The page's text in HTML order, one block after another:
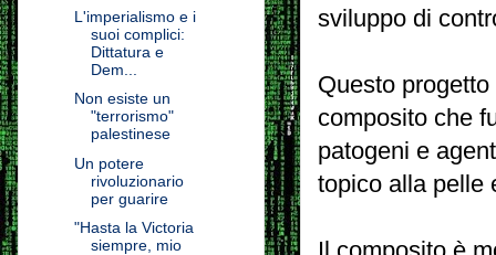
sviluppo di
Questo
composito che
patogeni e
topico alla pelle
L'imperialismo e i
suoi complici:
Dittatura e
Dem...
Non esiste un
"terrorismo"
palestinese
Un potere
rivoluzionario
per guarire
"Hasta la Victoria
siempre, mio